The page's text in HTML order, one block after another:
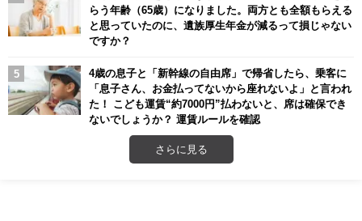
らう年齢（65歳）になりました。両方とも全額もらえる
と思っていたのに、遺族厚生年金が減るって損じゃない
ですか？
4歳の息子と「新幹線の自由席」で帰省したら、乗客に
「息子さん、お金払ってないから座れないよ」と言われ
た！ こども運賃“約7000円”払わないと、席は確保でき
ないでしょうか？ 運賃ルールを確認
さらに見る